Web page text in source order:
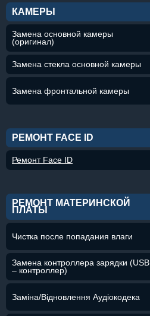
КАМЕРЫ
Замена основной камеры
(оригинал)
Замена стекла основной камеры
Замена фронтальной камеры
РЕМОНТ FACE ID
Ремонт Face ID
РЕМОНТ МАТЕРИНСКОЙ
ПЛАТЫ
Чистка после попадания влаги
Замена контроллера зарядки (USB
– контроллер)
Заміна/Відновлення Аудіокодека